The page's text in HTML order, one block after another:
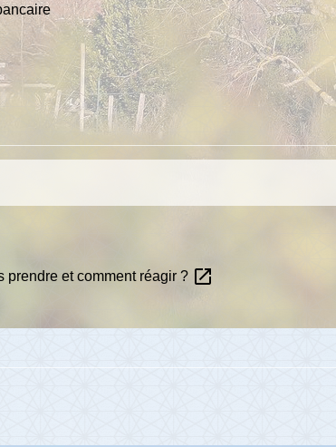
prendre et comment réagir ? open_in_new